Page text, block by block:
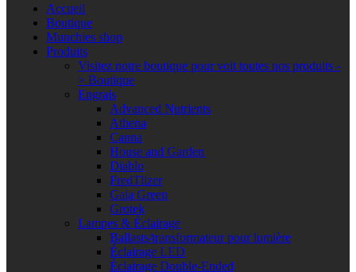
Accueil
Boutique
Munchies shop
Produits
Visitez notre boutique pour voit toutes nos produits -
> Boutique
Engrais
Advanced Nutrients
Athena
Canna
House and Garden
Diablo
FredTlizer
Gaia Green
Grotek
Lampes & Éclairage
Ballasts/transformateur pour lumière
Éclairage LED
Éclairage Double-Ended